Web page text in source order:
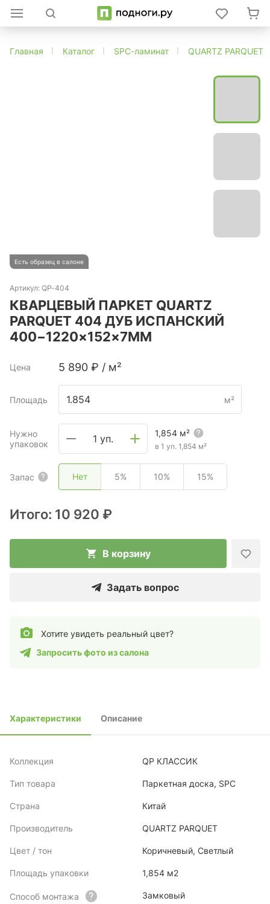
Главная Каталог SPC-ламинат QUARTZ PARQUET
Есть образец в салоне
Артикул: QP-404
КВАРЦЕВЫЙ ПАРКЕТ QUARTZ
PARQUET 404 ДУБ ИСПАНСКИЙ
400−1220×152×7ММ
Цена 5 890 ₽ / м²
Площадь м²
Нужно
упаковок
1 уп. 1,854 м²
в 1 уп. 1,854 м²
Запас Нет 5% 10% 15%
Итого: 10 920 ₽
В корзину
Задать вопрос
Хотите увидеть реальный цвет?
Запросить фото из салона
Характеристики Описание
Коллекция QP КЛАССИК
Тип товара Паркетная доска, SPC
Страна Китай
Производитель QUARTZ PARQUET
Цвет / тон Коричневый, Светлый
Площадь упаковки 1,854 м2
Способ монтажа Замковый